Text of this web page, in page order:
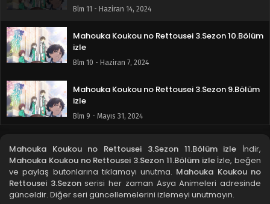
Blm 11 - Haziran 14, 2024
Mahouka Koukou no Rettousei 3.Sezon 10.Bölüm
izle
Blm 10 - Haziran 7, 2024
Mahouka Koukou no Rettousei 3.Sezon 9.Bölüm
izle
Blm 9 - Mayıs 31, 2024
Mahouka Koukou no Rettousei 3.Sezon 8.Bölüm
izle
Blm 8 - Mayıs 24, 2024
Mahouka Koukou no Rettousei 3.Sezon 7.Bölüm
Mahouka Koukou no Rettousei 3.Sezon 11.Bölüm izle İndir,
Mahouka Koukou no Rettousei 3.Sezon 11.Bölüm izleİzle, beğen
ve paylaş butonlarına tıklamayı unutma. Mahouka Koukou no
Rettousei 3.Sezonserisi her zaman Asya Animeleri adresinde
günceldir. Diğer seri güncellemelerini izlemeyi unutmayın.